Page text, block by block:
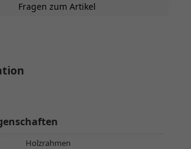
Fragen zum Artikel
Holzrahmen